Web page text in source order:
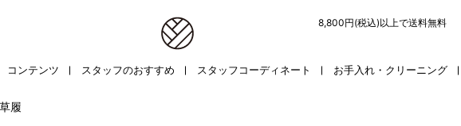
8,800円(税込)以上で送料無料
コンテンツ スタッフのおすすめ スタッフコーディネート お手入れ・クリーニング
草履